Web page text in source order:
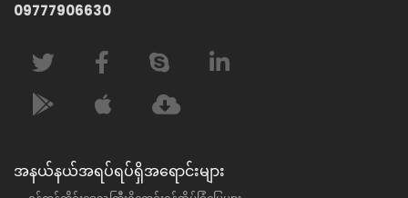
09777906630
အနယ်နယ်အရပ်ရပ်ရှိအရောင်းများ